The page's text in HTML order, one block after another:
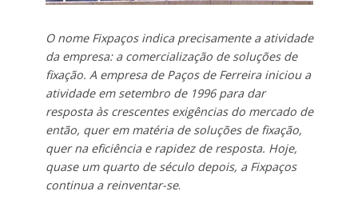
O nome Fixpaços indica precisamente a atividade
da empresa: a comercialização de soluções de
fixação. A empresa de Paços de Ferreira iniciou a
atividade em setembro de 1996 para dar
resposta às crescentes exigências do mercado de
então, quer em matéria de soluções de fixação,
quer na eficiência e rapidez de resposta. Hoje,
quase um quarto de século depois, a Fixpaços
continua a reinventar-se.